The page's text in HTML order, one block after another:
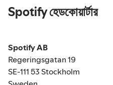
Spotify হেডকোয়ার্টার
Spotify AB
Regeringsgatan 19
SE-111 53 Stockholm